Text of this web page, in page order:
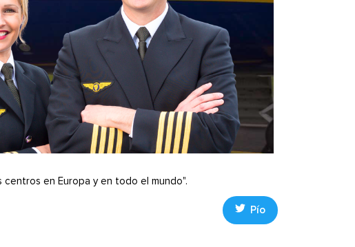
en Europa y en todo el mundo".
Pío